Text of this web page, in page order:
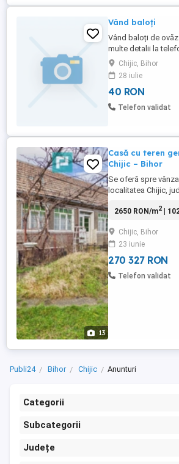
Vând baloți
Vând baloți de
multe detalii la
Chijic, Bihor
28 iulie
40 RON
Telefon validat
13
Casă cu teren
Chijic – Bihor
Se oferă spre
localitatea Chijic,
nou, asfaltat.
compartimentat în 6
dormitoare,
anexe gospodărești.
2650 RON/m2|
Chijic, Bihor
23 iunie
270 327 RON
Telefon validat
Publi24 Bihor Chijic Anunturi
Categorii
Subcategorii
Județe